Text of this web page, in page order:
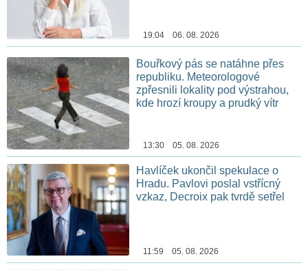
19:04 06. 08. 2026
Bouřkový pás se natáhne přes
republiku. Meteorologové
zpřesnili lokality pod výstrahou,
kde hrozí kroupy a prudký vítr
13:30 05. 08. 2026
Havlíček ukončil spekulace o
Hradu. Pavlovi poslal vstřícný
vzkaz, Decroix pak tvrdě setřel
11:59 05. 08. 2026